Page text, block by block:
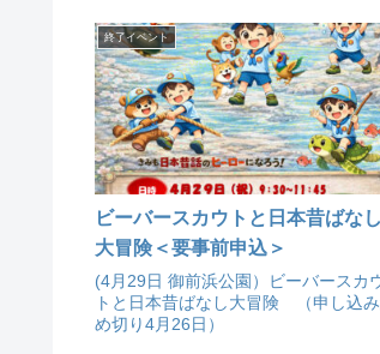
終了イベント
ビーバースカウトと日本昔ばなし
大冒険＜要事前申込＞
(4月29日 御前浜公園）ビーバースカ
トと日本昔ばなし大冒険 （申し込
め切り4月26日）